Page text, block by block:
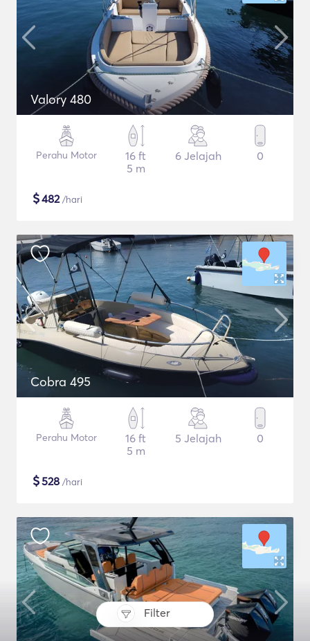
Filter
Valory 480
Perahu Motor
16 ft
5 m
6 Jelajah 0
$482/hari
Cobra 495
Perahu Motor
16 ft
5 m
5 Jelajah 0
$528 /hari